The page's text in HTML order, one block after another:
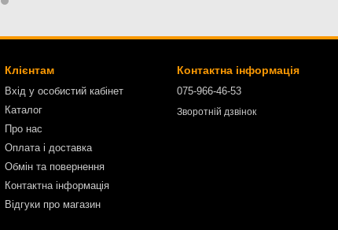
Клієнтам
Вхід у особистий кабінет
Каталог
Про нас
Оплата і доставка
Обмін та повернення
Контактна інформація
Відгуки про магазин
Контактна інформація
075-966-46-53
Зворотній дзвінок